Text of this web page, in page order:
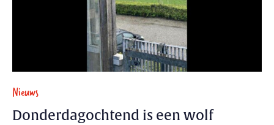
Nieuws
Donderdagochtend is een wolf